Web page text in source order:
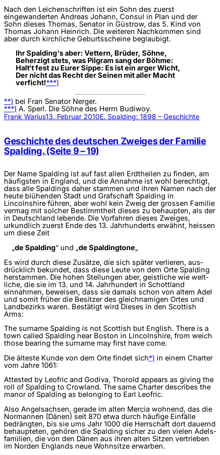
Nach den Leichenschriften ist ein Sohn des zuerst
eingewanderten Andreas Johann, Consul in Plan und der
Sohn dieses Thomas, Senator in Güstrow, das 5. Kind von
Thomas Johann Heinrich. Die weiteren Nachkommen sind
aber durch kirchliche Geburtsscheine beglaubigt.
Ihr Spalding‘s aber: Vettern, Brüder, Söhne,
Beherzigt stets, was Pilgram sang der Böhme:
Halt‘t fest zu Eurer Sippe: Es ist ein arger Wicht,
Der nicht das Recht der Seinen mit aller Macht
verficht!***)
**) bei Fran Senator Nerger.
***) A. Sperl. Die Söhne des Herrn Budiwoy.
Frank Warius13. Februar 2010E. Spalding: 1898 – Geschichte
Geschichte des deutschen Zweiges der Familie
Spalding. (Seite 9 – 19)
Der Name Spalding ist auf fast allen Erdtheilen zu finden, am
häufigsten in England, und die Annahme ist wohl berechtigt,
dass alle Spaldings daher stammen und ihren Namen nach der
heute blühenden Stadt und Grafschaft Spalding in
Lincolnshire führen, aber wohl kein Zweig der grossen Familie
vermag mit solcher Bestimmtheit dieses zu behaupten, als der
in Deutschland lebende. Die Vorfahren dieses Zweiges,
urkundlich zuerst Ende des 13. Jahrhunderts erwähnt, heissen
um diese Zeit
„de Spalding“ und „de Spaldingtone„
Es wird durch diese Zusätze, die sich später verlieren, aus­
drücklich bekundet, dass diese Leute von dem Orte Spalding
herstammen. Die hohen Stellungen aber, geistliche wie welt­
liche, die sie im 13. und 14. Jahrhundert in Schottland
einnahmen, beweisen, dass sie damals schon von altem Adel
und somit früher die Besitzer des gleichnamigen Ortes und
Landbezirks waren. Bestätigt wird Dieses in den Scottish
Arms:
The surname Spalding is not Scottish but English. There is a
town called Spalding near Boston in Lincolnshire, from weich
those bearing the surname may first have come.
Die älteste Kunde von dem Orte findet sich*) in einem Charter
vom Jahre 1061:
Attested by Leofric and Godiva, Thorold appears as giving the
roll of Spalding to Crowland. The same Charter describes the
manor of Spalding as belonging to Earl Leofric.
Also Angelsachsen, gerade im alten Mercia wohnend, das die
Normannen (Dänen) seit 870 etwa durch häufige Einfälle
bedrängten, bis sie ums Jahr 1000 die Herrschaft dort dauernd
behaupteten, gehören die Spalding sicher zu den vielen Adels­
familien, die von den Dänen aus ihren alten Sitzen vertrieben
im Norden Englands neue Wohnsitze erwarben.